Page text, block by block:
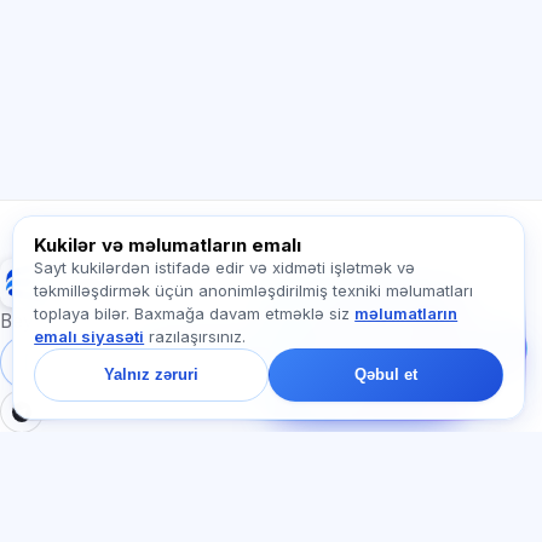
Exalify
Beynəlxalq dil imtahanlarına hazırlıq
Daxil ol
Qeydiyyat
Bizə yazın!
Tariflər, imtahanlar və
barədə soruşun — çatda
bir dəqiqə ərzində
cavab veririk.
Kukilər və məlumatların emalı
Sayt kukilərdən istifadə edir və xidməti işlətmək və
təkmilləşdirmək üçün anonimləşdirilmiş texniki məlumatları
toplaya bilər. Baxmağa davam etməklə siz məlumatların
emalı siyasəti razılaşırsınız.
Yalnız zəruri Qəbul et